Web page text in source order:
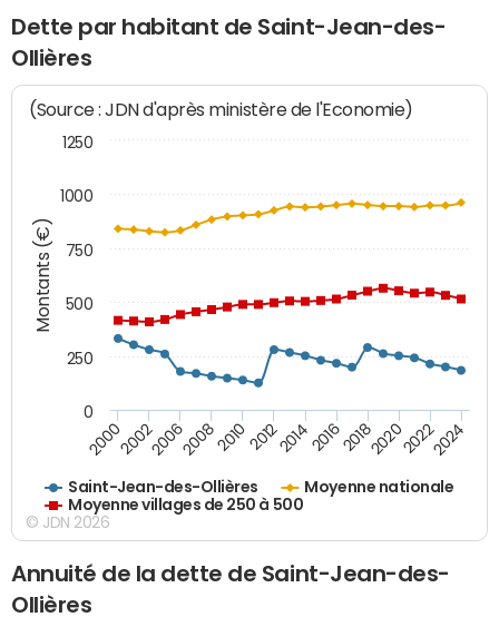
Dette par habitant de Saint-Jean-des-
Ollières
Montants (€)
(Source : JDN d'après ministère de l'Economie)
Saint-Jean-des-Ollières
Moyenne nationale
Moyenne villages de 250 à 500
200020022006200820102012201420162018202020222024
0
250
500
750
1000
1250
© JDN 2026
Annuité de la dette de Saint-Jean-des-
Ollières